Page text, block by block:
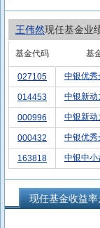
王伟然现任基金业
基金代码 基
027105 中银优秀
014453 中银新动
000996 中银新动
000432 中银优秀
163818 中银中小
现任基金收益率